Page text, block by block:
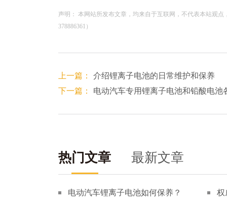
声明： 本网站所发布文章，均来自于互联网，不代表本站观
378886361）
上一篇：
介绍锂离子电池的日常维护和保养
下一篇：
电动汽车专用锂离子电池和铅酸电池
热门文章 最新文章
电动汽车锂离子电池如何保养？ 权